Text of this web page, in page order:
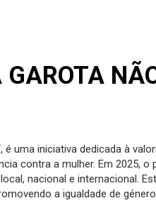
GAROTA
é uma iniciativa dedicada à
contra a mulher. Em 2025,
nacional e internacional.
a igualdade de